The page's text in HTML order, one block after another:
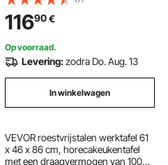
Dennencipres, UV-beschermde
Kunstmatige Groenset
11690€
Op voorraad.
Levering:zodra Do. Aug. 13
In winkelwagen
VEVOR roestvrijstalen werktafel 61
x 46 x 86 cm, horecakeukentafel
met een draagvermogen van 100